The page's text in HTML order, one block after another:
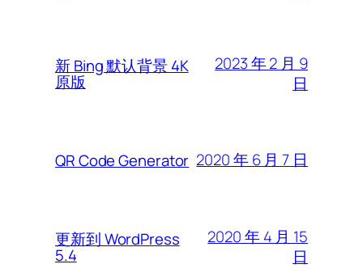
新 Bing 默认背景 4K
原版
2023 年 2 月 9
日
QR Code Generator 2020 年 6 月 7 日
更新到 WordPress
5.4
2020 年 4 月 15
日